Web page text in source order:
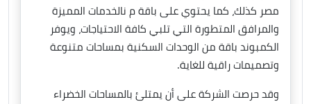
مصر كذلك، كما يحتوي على باقة م نالخدمات المميزة
والمرافق المتطورة التي تلبي كافة الاحتياجات، ويوفر
الكمبوند باقة من الوحدات السكنية بمساحات متنوعة
وتصميمات راقية للغاية.
وقد حرصت الشركة على أن يمتلئ بالمساحات الخضراء